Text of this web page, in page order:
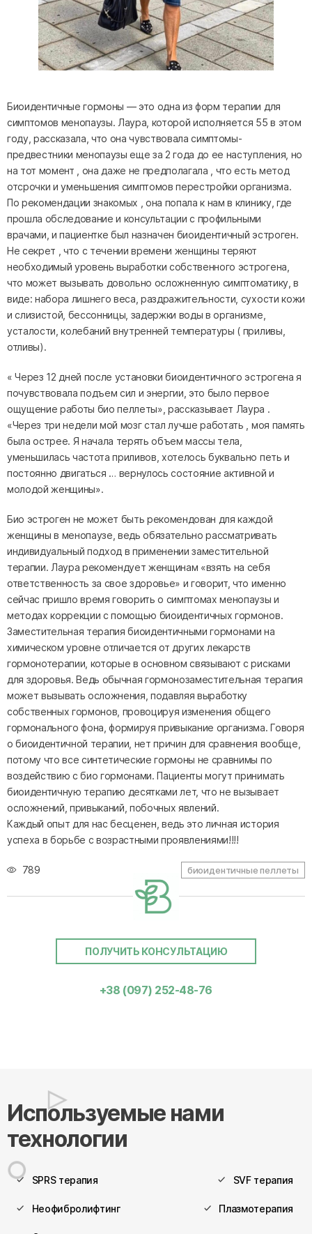
Биоидентичные гормоны — это одна из форм терапии для
симптомов менопаузы. Лаура, которой исполняется 55 в этом
году, рассказала, что она чувствовала симптомы-
предвестники менопаузы еще за 2 года до ее наступления, но
на тот момент , она даже не предполагала , что есть метод
отсрочки и уменьшения симптомов перестройки организма.
По рекомендации знакомых , она попала к нам в клинику, где
прошла обследование и консультации с профильными
врачами, и пациентке был назначен биоидентичный эстроген.
Не секрет , что с течении времени женщины теряют
необходимый уровень выработки собственного эстрогена,
что может вызывать довольно осложненную симптоматику, в
виде: набора лишнего веса, раздражительности, сухости кожи
и слизистой, бессонницы, задержки воды в организме,
усталости, колебаний внутренней температуры ( приливы,
отливы).
« Через 12 дней после установки биоидентичного эстрогена я
почувствовала подъем сил и энергии, это было первое
ощущение работы био пеллеты», рассказывает Лаура .
«Через три недели мой мозг стал лучше работать , моя память
была острее. Я начала терять объем массы тела,
уменьшилась частота приливов, хотелось буквально петь и
постоянно двигаться … вернулось состояние активной и
молодой женщины».
Био эстроген не может быть рекомендован для каждой
женщины в менопаузе, ведь обязательно рассматривать
индивидуальный подход в применении заместительной
терапии. Лаура рекомендует женщинам «взять на себя
ответственность за свое здоровье» и говорит, что именно
сейчас пришло время говорить о симптомах менопаузы и
методах коррекции с помощью биоидентичных гормонов.
Заместительная терапия биоидентичными гормонами на
химическом уровне отличается от других лекарств
гормонотерапии, которые в основном связывают с рисками
для здоровья. Ведь обычная гормонозаместительная терапия
может вызывать осложнения, подавляя выработку
собственных гормонов, провоцируя изменения общего
гормонального фона, формируя привыкание организма. Говоря
о биоидентичной терапии, нет причин для сравнения вообще,
потому что все синтетические гормоны не сравнимы по
воздействию с био гормонами. Пациенты могут принимать
биоидентичную терапию десятками лет, что не вызывает
осложнений, привыканий, побочных явлений.
Каждый опыт для нас бесценен, ведь это личная история
успеха в борьбе с возрастными проявлениями!!!!
789 биоидентичные пеллеты
ПОЛУЧИТЬ КОНСУЛЬТАЦИЮ
+38 (097) 252-48-76
Используемые нами
технологии
SPRS терапия SVF терапия
Неофибролифтинг Плазмотерапия